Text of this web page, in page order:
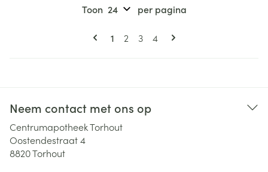
Pagina's
U lees momenteel pagina
1 Pagina
2 Pagina
3 Pagina
4
Toon per pagina
Neem contact met ons op
Centrumapotheek Torhout
Oostendestraat 4
8820Torhout